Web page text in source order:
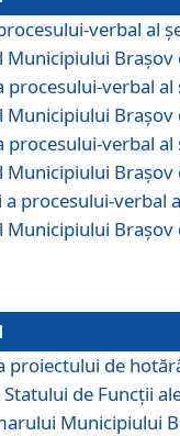
verbal al
Municipiului Braşov
verbal al
Municipiului Braşov
verbal
Municipiului Braşov
procesului-verbal
Municipiului Braşov
proiectului de
de Funcţii
Municipiului